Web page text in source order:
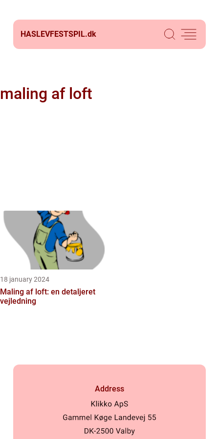
HASLEVFESTSPIL.dk
maling af loft
18 january 2024
Maling af loft: en detaljeret
vejledning
Address